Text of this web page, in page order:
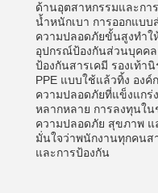
ด้านอุตสาหกรรมและกา
น้ำหนักเบา การออกแบ
ความปลอดภัยขั้นสูงทำ
อุปกรณ์ป้องกันส่วนบุคค
ป้องกันสารเคมี รองเท้า
PPE แบบใช้แล้วทิ้ง องค์
ความปลอดภัยที่แข็งแกร่
หลากหลาย การลงทุนใ
ความปลอดภัย สุขภาพ แ
มั่นใจว่าพนักงานทุกคน
และการป้องกัน